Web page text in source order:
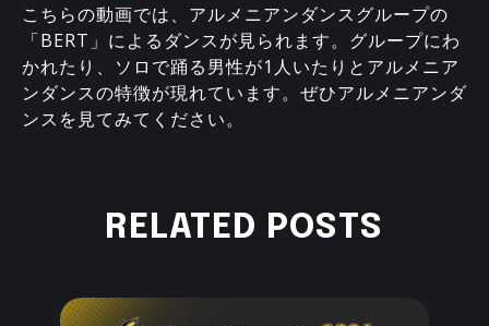
こちらの動画では、アルメニアンダンスグループの
「BERT」によるダンスが見られます。グループにわ
かれたり、ソロで踊る男性が1人いたりとアルメニア
ンダンスの特徴が現れています。ぜひアルメニアンダ
ンスを見てみてください。
RELATED POSTS